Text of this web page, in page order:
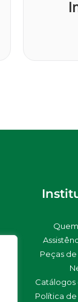
Peças
Política